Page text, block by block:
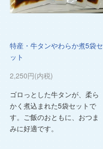
特産・牛タンやわらか煮5袋セ
ット
2,250円(内税)
ゴロっとした牛タンが、柔ら
かく煮込まれた5袋セットで
す。ご飯のおともに、おつま
みに好適です。